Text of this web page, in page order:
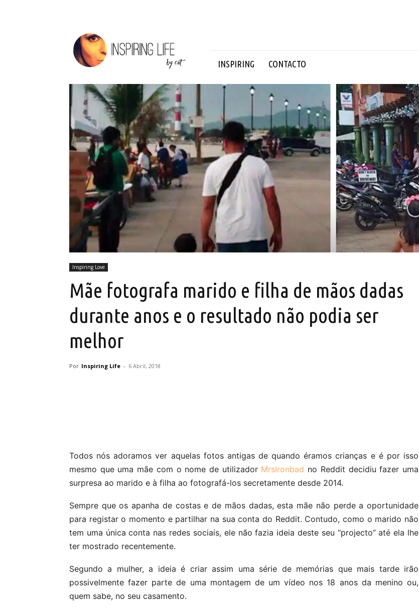
Inspiring
Life
INSPIRING CONTACTO
Inspiring Love
Mãe fotografa marido e filha de mãos dadas
durante anos e o resultado não podia ser
melhor
Por Inspiring Life - 6 Abril, 2018
Todos nós adoramos ver aquelas fotos antigas de quando éramos crianças e é por isso
mesmo que uma mãe com o nome de utilizador MrsIronbad no Reddit decidiu fazer uma
surpresa ao marido e à filha ao fotografá-los secretamente desde 2014.
Sempre que os apanha de costas e de mãos dadas, esta mãe não perde a oportunidade
para registar o momento e partilhar na sua conta do Reddit. Contudo, como o marido não
tem uma única conta nas redes sociais, ele não fazia ideia deste seu “projecto” até ela lhe
ter mostrado recentemente.
Segundo a mulher, a ideia é criar assim uma série de memórias que mais tarde irão
possivelmente fazer parte de uma montagem de um vídeo nos 18 anos da menino ou,
quem sabe, no seu casamento.